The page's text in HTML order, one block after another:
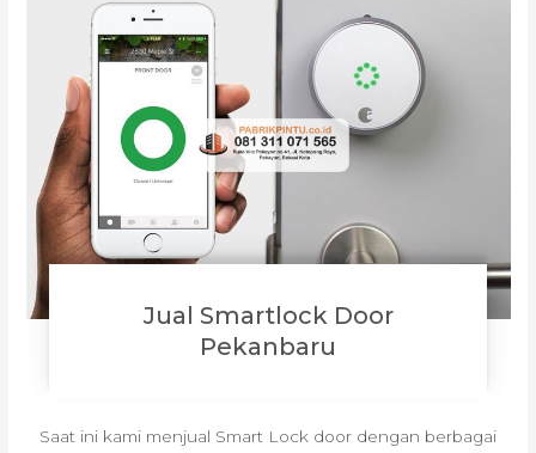
Jual Smartlock Door
Pekanbaru
Saat ini kami menjual Smart Lock door dengan berbagai